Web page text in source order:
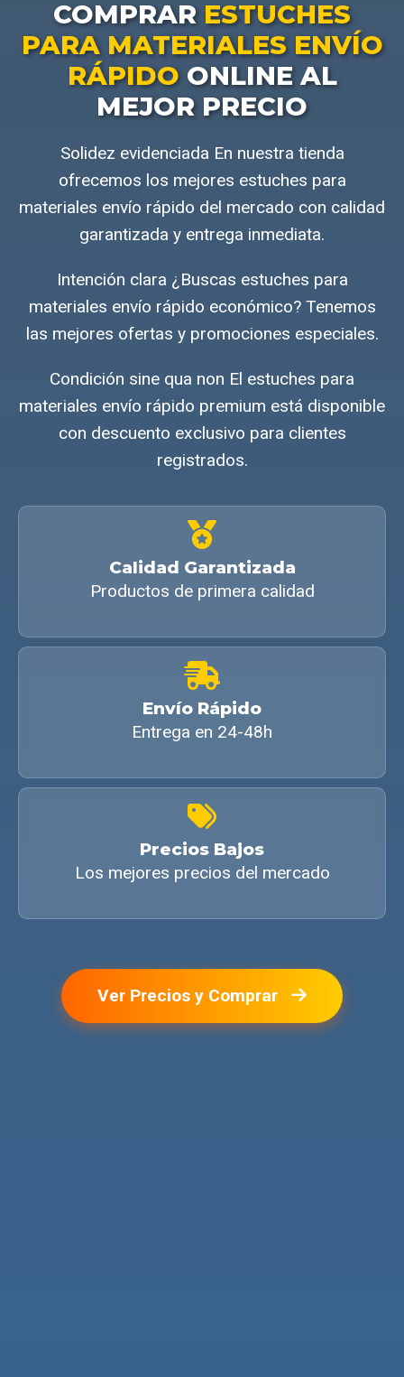
COMPRAR ESTUCHES
PARA MATERIALES ENVÍO
RÁPIDOONLINE AL
MEJOR PRECIO
Solidez evidenciada En nuestra tienda
ofrecemos los mejores estuches para
materiales envío rápido del mercado con calidad
garantizada y entrega inmediata.
Intención clara ¿Buscas estuches para
materiales envío rápido económico? Tenemos
las mejores ofertas y promociones especiales.
Condición sine qua non El estuches para
materiales envío rápido premium está disponible
con descuento exclusivo para clientes
registrados.
Calidad Garantizada
Productos de primera calidad
Envío Rápido
Entrega en 24-48h
Precios Bajos
Los mejores precios del mercado
Ver Precios y Comprar